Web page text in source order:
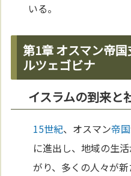
いる。
第1章 オスマン帝
ルツェゴビナ
イスラムの到来と
15世紀、オスマン帝国
に進出し、地域の生活
がり、多くの人々が